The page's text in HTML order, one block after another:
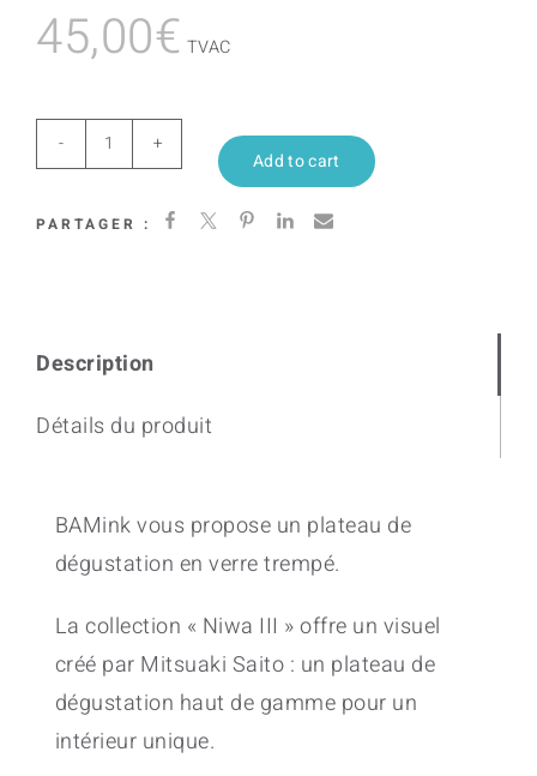
45,00€ TVAC
Niwa
quantity
Add to cart
PARTAGER :
Description
Détails du produit
BAMink vous propose un plateau de
dégustation en verre trempé.
La collection « Niwa III » offre un visuel
créé par Mitsuaki Saito : un plateau de
dégustation haut de gamme pour un
intérieur unique.